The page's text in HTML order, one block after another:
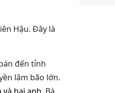
Hậu. Đây là
đến tỉnh
lâm bão lớn.